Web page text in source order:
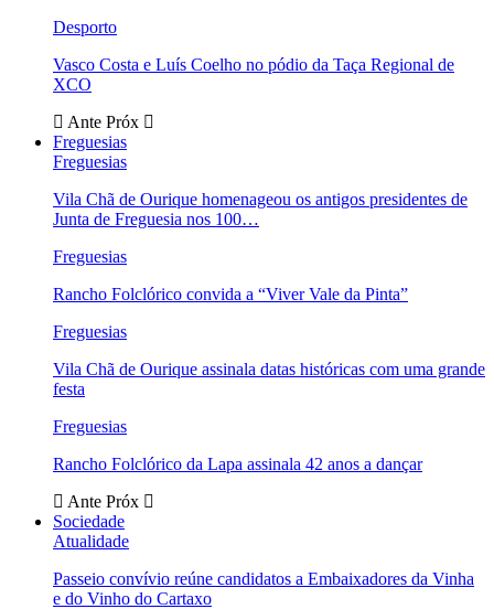
Desporto
Vasco Costa e Luís Coelho no pódio da Taça Regional de
XCO
Ante Próx
Freguesias
Freguesias
Vila Chã de Ourique homenageou os antigos presidentes de
Junta de Freguesia nos 100…
Freguesias
Rancho Folclórico convida a “Viver Vale da Pinta”
Freguesias
Vila Chã de Ourique assinala datas históricas com uma grande
festa
Freguesias
Rancho Folclórico da Lapa assinala 42 anos a dançar
Ante Próx
Sociedade
Atualidade
Passeio convívio reúne candidatos a Embaixadores da Vinha
e do Vinho do Cartaxo